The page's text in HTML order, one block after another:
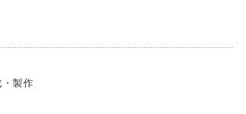
製作